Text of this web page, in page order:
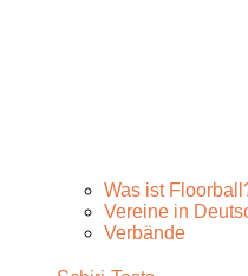
Was ist
Vereine in
Verbände